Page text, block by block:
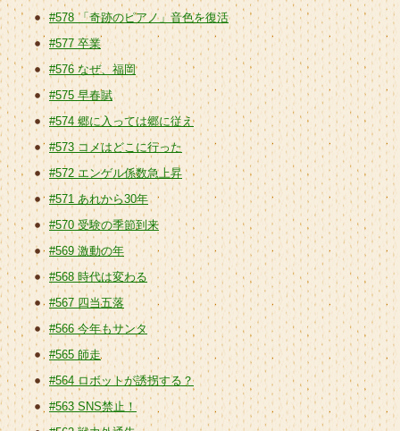
#578 「奇跡のピアノ」音色を復活
#577 卒業
#576 なぜ、福岡
#575 早春賦
#574 郷に入っては郷に従え
#573 コメはどこに行った
#572 エンゲル係数急上昇
#571 あれから30年
#570 受験の季節到来
#569 激動の年
#568 時代は変わる
#567 四当五落
#566 今年もサンタ
#565 師走
#564 ロボットが誘拐する？
#563 SNS禁止！